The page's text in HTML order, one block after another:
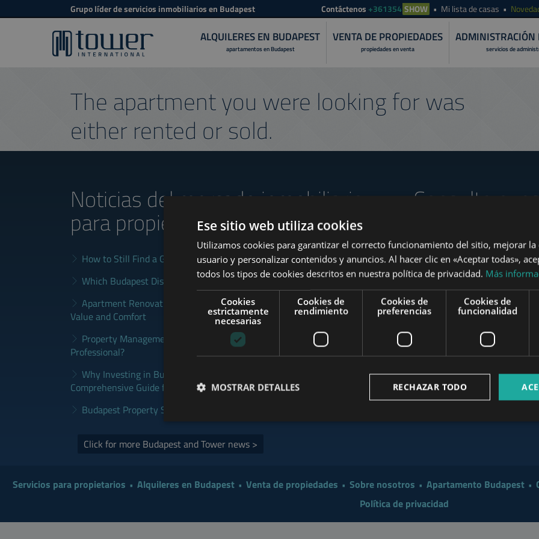
Grupo líder de servicios inmobiliarios en Budapest Contáctenos +361354 SHOW Mi lista de casas
ALQUILERES EN BUDAPEST
apartamentos en Budapest
VENTA DE PROPIEDADES
propiedades en venta
ADMINISTRACIÓN
servicios de
The apartment you were looking for was
either rented or sold.
Noticias del mercado inmobiliario
para propietarios
How to Still Find a Good Rental in Budapest at the End of August
Which Budapest District Fits Which Property Investor in 2026?
Apartment Renovation Budapest: How to Plan a Smarter Renovation for
Value and Comfort
Property Management Budapest: When Does It Make Sense to Hire a
Professional?
Why Investing in Budapest Real Estate is a Smart Move in 2026: A
Comprehensive Guide for Investors
Budapest Property Sales Market in 2026 | Seller & Buyer Guide
Click for more Budapest and Tower news >
Consulte
www.tower-investments.com
www.mybudapesthome.com
Servicios para propietarios Alquileres en Budapest Venta de propiedades Sobre nosotros Apartamento Budapest
Política de privacidad
Ese sitio web utiliza cookies
Utilizamos cookies para garantizar el correcto funcionamiento del sitio, mejorar la
usuario y personalizar contenidos y anuncios. Al hacer clic en «Aceptar todas»,
todos los tipos de cookies descritos en nuestra política de privacidad. Más
Cookies
estrictamente
necesarias
Cookies de
rendimiento
Cookies de
preferencias
Cookies de
funcionalidad
RECHAZAR TODO
MOSTRAR DETALLES